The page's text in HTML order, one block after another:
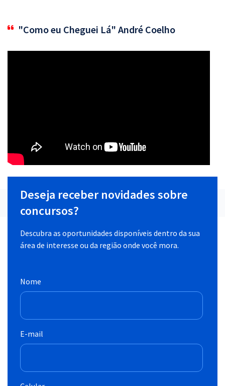
"Como eu Cheguei Lá" André Coelho
Deseja receber novidades sobre
concursos?
Descubra as oportunidades disponíveis dentro da sua
área de interesse ou da região onde você mora.
Nome
E-mail